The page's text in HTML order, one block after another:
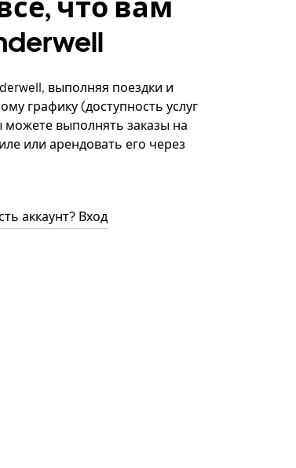
что вам
выполняя поездки и
графику (доступность услуг
можете выполнять заказы на
или арендовать его через
аккаунт? Вход